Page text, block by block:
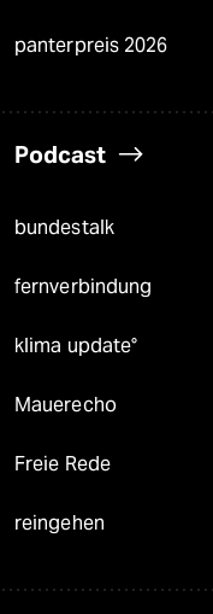
panterpreis 2026
Podcast
bundestalk
fernverbindung
klima update°
Mauerecho
Freie Rede
reingehen